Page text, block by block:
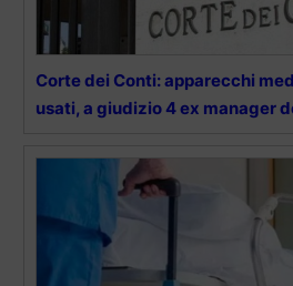
Corte dei Conti: apparecchi
usati, a giudizio 4 ex manager